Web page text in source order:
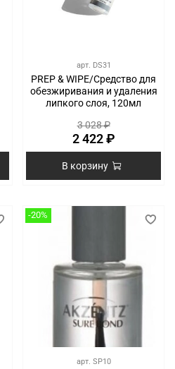
арт. DS31
PREP & WIPE/Средство для
обезжиривания и удаления
липкого слоя, 120мл
3 028 ₽
2 422 ₽
В корзину
-20%
арт. SP10